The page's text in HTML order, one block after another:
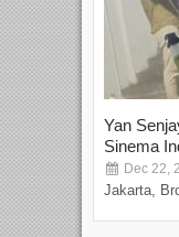
Yan
Sinema
Dec 22,
Jakarta,